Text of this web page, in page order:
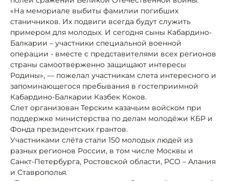
«На мемориале выбиты фамилии погибших
станичников. Их подвиги всегда будут служить
примером для молодых. И сегодня сыны Кабардино-
Балкарии – участники специальной военной
операции - вместе с представителями всех регионов
страны самоотверженно защищают интересы
Родины», — пожелал участникам слета интересного и
запоминающегося пребывания в гостеприимной
Кабардино-Балкарии Казбек Коков.
Слет организован Терским казачьим войском при
поддержке министерства по делам молодёжи КБР и
Фонда президентских грантов.
Участниками слёта стали 150 молодых людей из
разных регионов России, в том числе Москвы и
Санкт-Петербурга, Ростовской области, РСО – Алания
и Ставрополья.